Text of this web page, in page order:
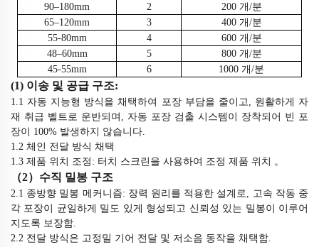
90–180mm 2 200 개/분
65–120mm
3 400 개/분
55-80mm
4 600 개/분
48–60mm
5 800 개/분
45-55mm
6 1000 개/분
(1) 이송 및 공급 구조:
1.1 자동 지능형 방식을 채택하여 포장 부담을 줄이고, 원활하게 자
재 취급 벨트로 운반되며, 자동 포장 검출 시스템이 장착되어 빈 포
장이 100% 발생하지 않습니다.
1.2 체인 전달 방식 채택
1.3 제품 위치 조정: 터치 스크린을 사용하여 조정 제품 위치 。
（2） 수직 밀봉 구조
2.1 종방향 밀봉 메커니즘: 장력 원리를 적용한 설계로, 고속 작동 중
각 포장이 균일하게 밀도 있게 형성되고 신뢰성 있는 밀봉이 이루어
지도록 보장함.
2.2 전달 방식은 고정밀 기어 전달 및 저소음 동작을 채택함.